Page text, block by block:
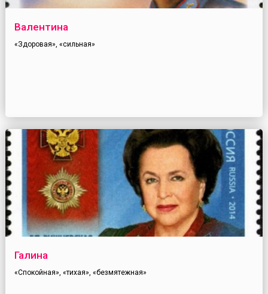
Валентина
«Здоровая», «сильная»
Галина
«Спокойная», «тихая», «безмятежная»